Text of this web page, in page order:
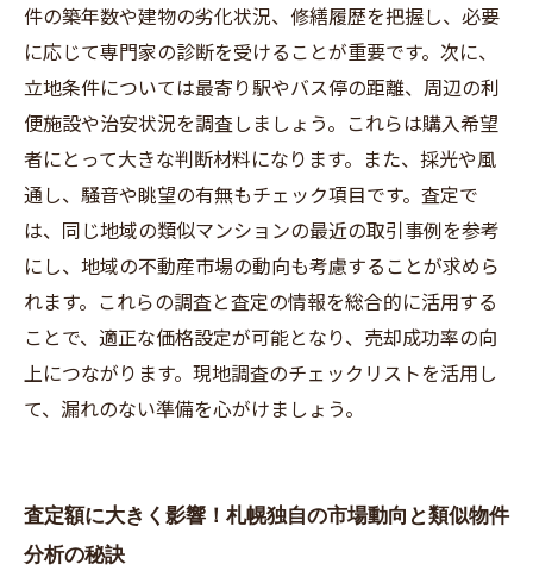
件の築年数や建物の劣化状況、修繕履歴を把握し、必要
に応じて専門家の診断を受けることが重要です。次に、
立地条件については最寄り駅やバス停の距離、周辺の利
便施設や治安状況を調査しましょう。これらは購入希望
者にとって大きな判断材料になります。また、採光や風
通し、騒音や眺望の有無もチェック項目です。査定で
は、同じ地域の類似マンションの最近の取引事例を参考
にし、地域の不動産市場の動向も考慮することが求めら
れます。これらの調査と査定の情報を総合的に活用する
ことで、適正な価格設定が可能となり、売却成功率の向
上につながります。現地調査のチェックリストを活用し
て、漏れのない準備を心がけましょう。
査定額に大きく影響！札幌独自の市場動向と類似物件
分析の秘訣